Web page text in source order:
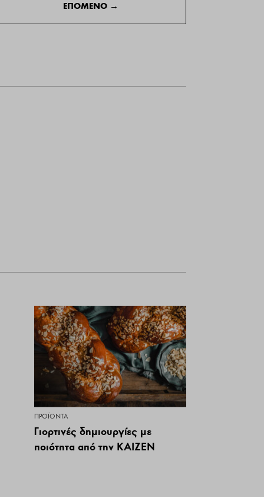
ΕΠΟΜΕΝΟ →
ΠΡΟΪΌΝΤΑ
Γιορτινές δημιουργίες με
ποιότητα από την KAIZEN